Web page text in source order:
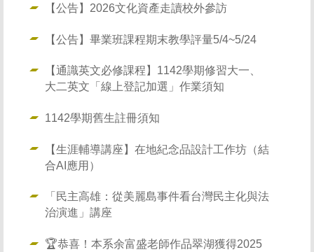
【公告】2026文化資產走讀校外參訪
【公告】畢業班課程期末教學評量5/4~5/24
【通識英文必修課程】1142學期修習大一、
大二英文「線上登記加選」作業須知
1142學期舊生註冊須知
【生涯輔導講座】在地紀念品設計工作坊（結
合AI應用）
「民主高雄：從美麗島事件看台灣民主化與法
治演進」講座
🏆恭喜！本系余富盛老師作品翠湖獲得2025